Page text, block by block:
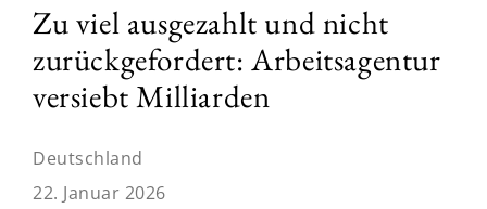
Zu viel ausgezahlt und nicht
zurückgefordert: Arbeitsagentur
versiebt Milliarden
Deutschland
22. Januar 2026